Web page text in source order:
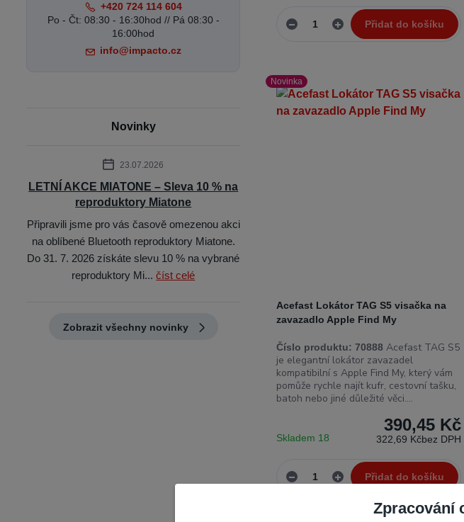
Přidat do košíku
Novinka
Acefast Lokátor TAG S5 visačka na
zavazadlo Apple Find My
Číslo produktu: 70888 Acefast TAG S5
je elegantní lokátor zavazadel
kompatibilní s Apple Find My, který vám
pomůže rychle najít kufr, cestovní tašku,
batoh nebo jiné důležité věci....
390,45 Kč
322,69 Kčbez DPH
Skladem 18
Přidat do košíku
+420 724 114 604
Po - Čt: 08:30 - 16:30hod // Pá 08:30 -
16:00hod
info@impacto.cz
Novinky
23.07.2026
LETNÍ AKCE MIATONE – Sleva 10 % na
reproduktory Miatone
Připravili jsme pro vás časově omezenou akci
na oblíbené Bluetooth reproduktory Miatone.
Do 31. 7. 2026 získáte slevu 10 % na vybrané
reproduktory Mi...číst celé
Zobrazit všechny novinky
Zpracování